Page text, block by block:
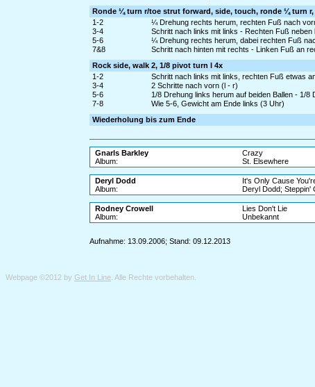
Ronde ¼ turn r/toe strut forward, side, touch, ronde ¼ turn
1-2
¼ Drehung rechts herum, rechten Fuß nach
3-4
Schritt nach links mit links - Rechten Fuß neben
5-6
¼ Drehung rechts herum, dabei rechten Fuß
7&8
Schritt nach hinten mit rechts - Linken Fuß an
Rock side, walk 2, 1/8 pivot turn l 4x
1-2
Schritt nach links mit links, rechten Fuß etwas
3-4
2 Schritte nach vorn (l - r)
5-6
1/8 Drehung links herum auf beiden Ballen - 1/
7-8
Wie 5-6, Gewicht am Ende links (3 Uhr)
Wiederholung bis zum Ende
Gnarls Barkley
Crazy
Album:
St. Elsewhere
Deryl Dodd
It's Only Cause
Album:
Deryl Dodd; Steppin'
Rodney Crowell
Lies Don't Lie
Album:
Unbekannt
Aufnahme: 13.09.2006; Stand: 09.12.2013
Webpage ©2012 by Get In Line . Alle Rechte vorbehalten.